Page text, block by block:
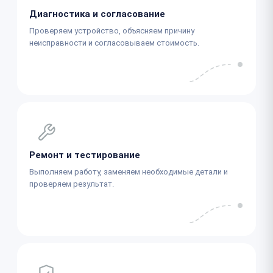
Диагностика и согласование
Проверяем устройство, объясняем причину
неисправности и согласовываем стоимость.
Ремонт и тестирование
Выполняем работу, заменяем необходимые детали и
проверяем результат.